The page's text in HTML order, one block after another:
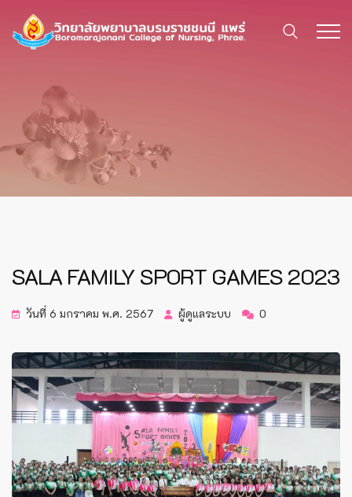
SALA FAMILY SPORT GAMES 2023
วันที่ 6 มกราคม พ.ศ. 2567 ผู้ดูแลระบบ 0